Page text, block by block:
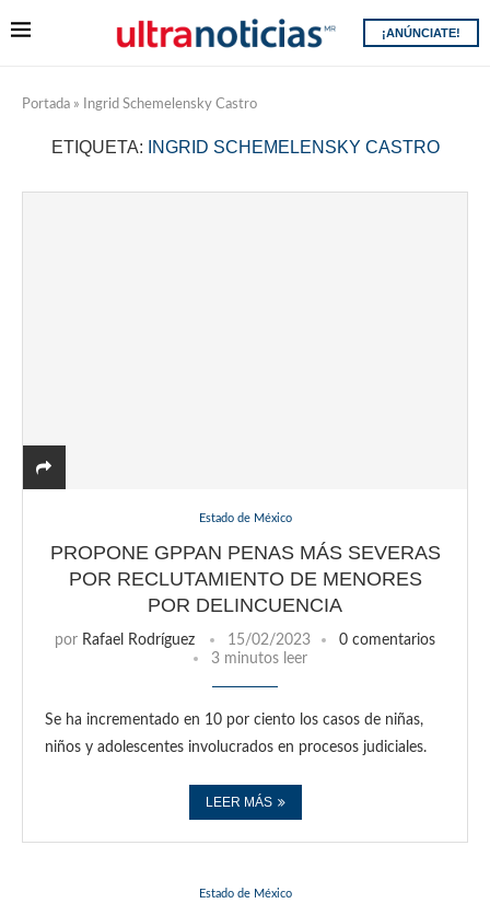
¡ANÚNCIATE!
Portada » Ingrid Schemelensky Castro
ETIQUETA: INGRID SCHEMELENSKY CASTRO
Estado de México
PROPONE GPPAN PENAS MÁS SEVERAS
POR RECLUTAMIENTO DE MENORES
POR DELINCUENCIA
por Rafael Rodríguez 15/02/2023
0 comentarios
3 minutos leer
Se ha incrementado en 10 por ciento los casos de niñas,
niños y adolescentes involucrados en procesos judiciales.
LEER MÁS
Estado de México